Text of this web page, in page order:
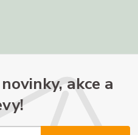
akce a